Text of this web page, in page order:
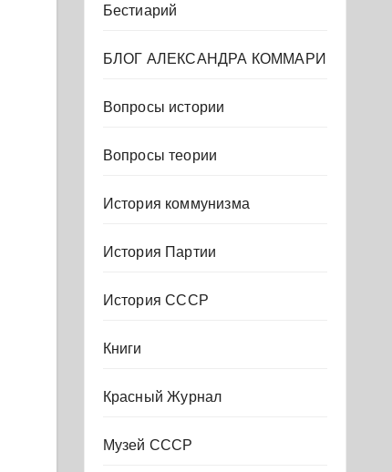
Бестиарий
БЛОГ АЛЕКСАНДРА КОММАРИ
Вопросы истории
Вопросы теории
История коммунизма
История Партии
История СССР
Книги
Красный Журнал
Музей СССР